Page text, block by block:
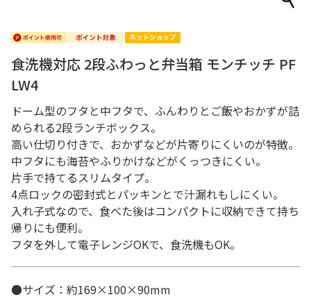
食洗機対応 2段ふわっと弁当箱 モンチッチ PF
LW4
ドーム型のフタと中フタで、ふんわりとご飯やおかずが詰
められる2段ランチボックス。
高い仕切り付きで、おかずなどが片寄りにくいのが特徴。
中フタにも海苔やふりかけなどがくっつきにくい。
片手で持てるスリムタイプ。
4点ロックの密封式とパッキンとで汁漏れもしにくい。
入れ子式なので、食べた後はコンパクトに収納できて持ち
帰りにも便利。
フタを外して電子レンジOKで、食洗機もOK。
●サイズ：約169×100×90mm